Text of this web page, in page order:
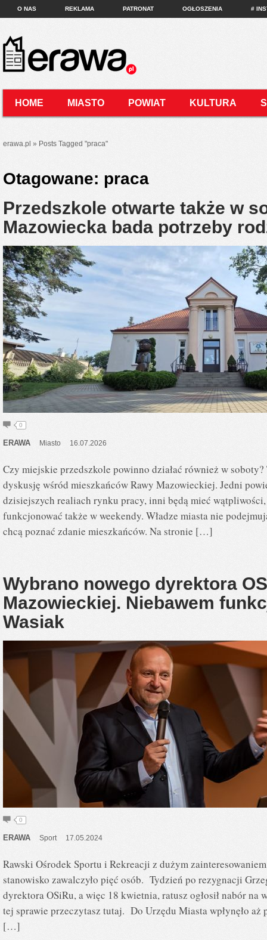
O NAS REKLAMA PATRONAT OGŁOSZENIA #
HOME MIASTO POWIAT KULTURA
erawa.pl » Posts Tagged "praca"
Otagowane: praca
Przedszkole otwarte także w
Mazowiecka bada potrzeby
0
ERAWA Miasto 16.07.2026
Czy miejskie przedszkole powinno działać również w soboty?
dyskusję wśród mieszkańców Rawy Mazowieckiej. Jedni
dzisiejszych realiach rynku pracy, inni będą mieć
funkcjonować także w weekendy. Władze miasta nie
chcą poznać zdanie mieszkańców. Na stronie […]
Wybrano nowego dyrektora
Mazowieckiej. Niebawem
Wasiak
0
ERAWA Sport 17.05.2024
Rawski Ośrodek Sportu i Rekreacji z dużym
stanowisko zawalczyło pięć osób. Tydzień po rezygnacji
dyrektora OSiRu, a więc 18 kwietnia, ratusz ogłosił nabór
tej sprawie przeczytasz tutaj. Do Urzędu Miasta wpłynęło
[…]